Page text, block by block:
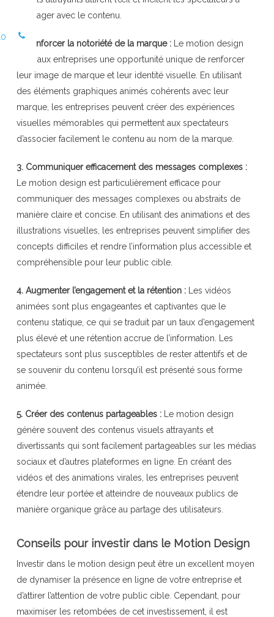
s’engager avec le contenu.
2. Renforcer la notoriété de la marque :Le motion design
offre aux entreprises une opportunité unique de renforcer
leur image de marque et leur identité visuelle. En utilisant
des éléments graphiques animés cohérents avec leur
marque, les entreprises peuvent créer des expériences
visuelles mémorables qui permettent aux spectateurs
d’associer facilement le contenu au nom de la marque.
3. Communiquer efficacement des messages complexes :
Le motion design est particulièrement efficace pour
communiquer des messages complexes ou abstraits de
manière claire et concise. En utilisant des animations et des
illustrations visuelles, les entreprises peuvent simplifier des
concepts difficiles et rendre l’information plus accessible et
compréhensible pour leur public cible.
4. Augmenter l’engagement et la rétention :Les vidéos
animées sont plus engageantes et captivantes que le
contenu statique, ce qui se traduit par un taux d’engagement
plus élevé et une rétention accrue de l’information. Les
spectateurs sont plus susceptibles de rester attentifs et de
se souvenir du contenu lorsqu’il est présenté sous forme
animée.
5. Créer des contenus partageables :Le motion design
génère souvent des contenus visuels attrayants et
divertissants qui sont facilement partageables sur les médias
sociaux et d’autres plateformes en ligne. En créant des
vidéos et des animations virales, les entreprises peuvent
étendre leur portée et atteindre de nouveaux publics de
manière organique grâce au partage des utilisateurs.
Conseils pour investir dans le Motion Design
Investir dans le motion design peut être un excellent moyen
de dynamiser la présence en ligne de votre entreprise et
d’attirer l’attention de votre public cible. Cependant, pour
maximiser les retombées de cet investissement, il est